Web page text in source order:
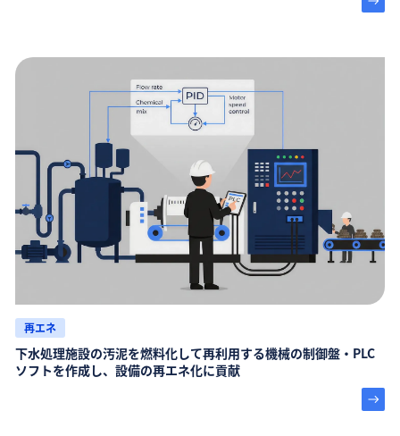
再エネ
下水処理施設の汚泥を燃料化して再利用する機械の制御盤・PLC
ソフトを作成し、設備の再エネ化に貢献